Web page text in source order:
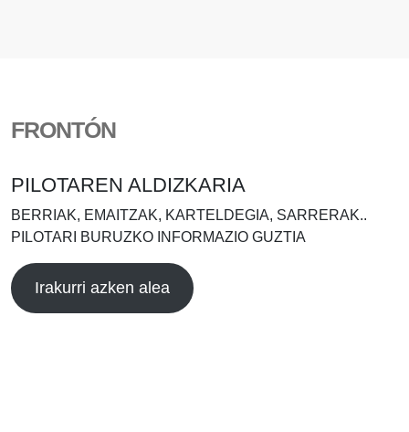
FRONTÓN
PILOTAREN ALDIZKARIA
BERRIAK, EMAITZAK, KARTELDEGIA, SARRERAK..
PILOTARI BURUZKO INFORMAZIO GUZTIA
Irakurri azken alea